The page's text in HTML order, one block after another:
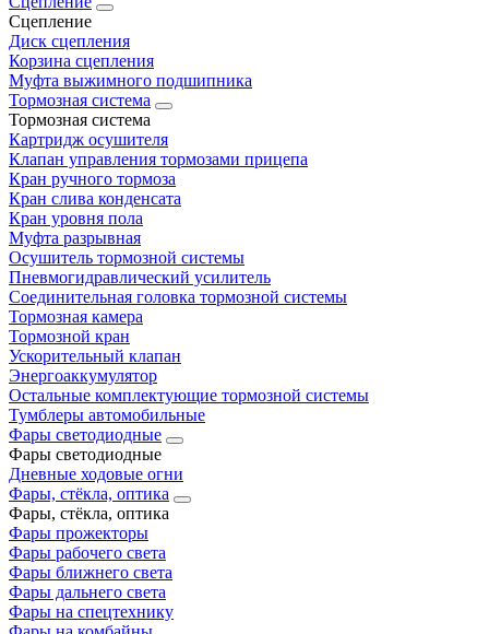
Сцепление
Диск сцепления
Корзина сцепления
Муфта выжимного подшипника
Тормозная система
Тормозная система
Картридж осушителя
Клапан управления тормозами прицепа
Кран ручного тормоза
Кран слива конденсата
Кран уровня пола
Муфта разрывная
Осушитель тормозной системы
Пневмогидравлический усилитель
Соединительная головка тормозной системы
Тормозная камера
Тормозной кран
Ускорительный клапан
Энергоаккумулятор
Остальные комплектующие тормозной системы
Тумблеры автомобильные
Фары светодиодные
Фары светодиодные
Дневные ходовые огни
Фары, стёкла, оптика
Фары, стёкла, оптика
Фары прожекторы
Фары рабочего света
Фары ближнего света
Фары дальнего света
Фары на спецтехнику